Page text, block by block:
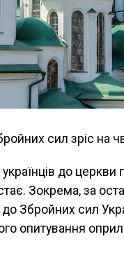
сил зріс на
українців до
Зокрема, за
Збройних сил
опитування